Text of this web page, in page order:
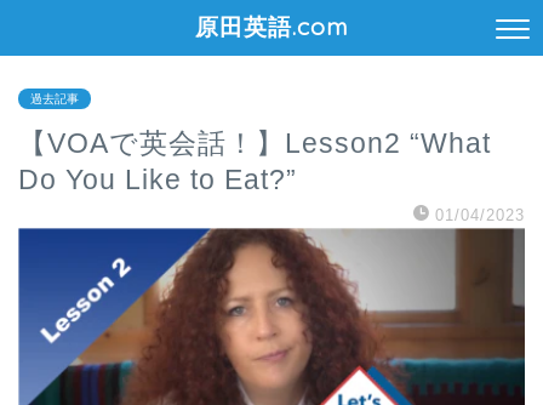
原田英語.com
過去記事
【VOAで英会話！】Lesson2 “What
Do You Like to Eat?”
01/04/2023